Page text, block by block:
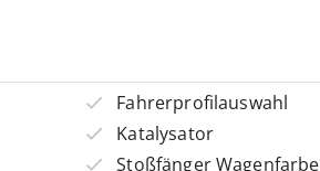
Fahrerprofilauswahl
Katalysator
Stoßfänger Wagenfarbe